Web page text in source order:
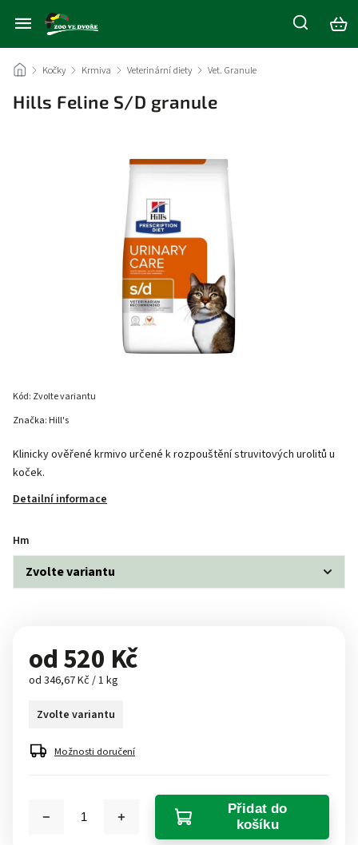
/ Kočky / Krmiva / Veterinární diety / Vet. Granule
Hills Feline S/D granule
Kód: Zvolte variantu
Klinicky ověřené krmivo určené k rozpouštění struvitových urolitů u
koček.
Detailní informace
Značka: Hill's
Hm
od520 Kč
od 346,67 Kč / 1 kg
Zvolte variantu
Možnosti doručení
Přidat do
košíku